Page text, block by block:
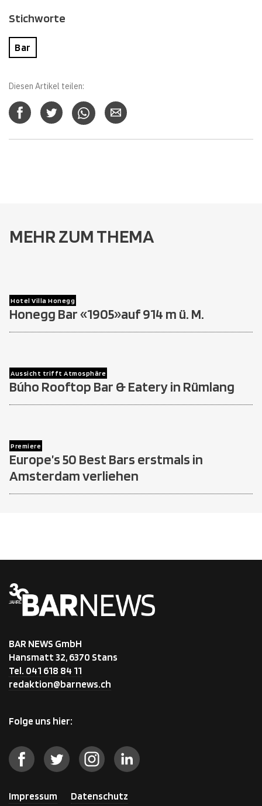
Stichworte
Bar
Diesen Artikel teilen:
MEHR ZUM THEMA
Hotel Villa Honegg
Honegg Bar «1905»auf 914 m ü. M.
Aussicht trifft Atmosphäre
Búho Rooftop Bar & Eatery in Rümlang
Premiere
Europe’s 50 Best Bars erstmals in
Amsterdam verliehen
BAR NEWS GmbH
Hansmatt 32, 6370 Stans
Tel. 041 618 84 11
redaktion@barnews.ch
Folge uns hier:
Impressum Datenschutz